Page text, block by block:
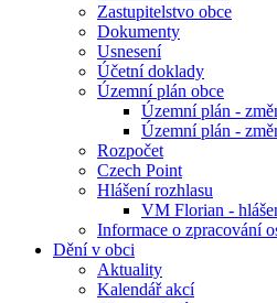
Zastupitelstvo obce
Dokumenty
Usnesení
Účetní doklady
Územní plán obce
Územní plán -
Územní plán -
Rozpočet
Czech Point
Hlášení rozhlasu
VM Florian -
Informace o zpracování
Dění v obci
Aktuality
Kalendář akcí